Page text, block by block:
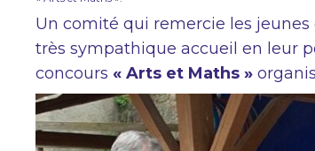
Un comité qui remercie les jeunes
très sympathique accueil en leur
concours « Arts et Maths »